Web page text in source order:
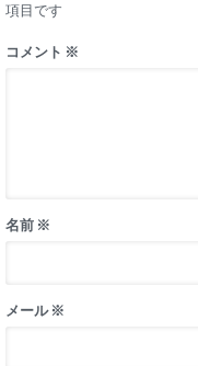
項目です
コメント ※
名前 ※
メール※